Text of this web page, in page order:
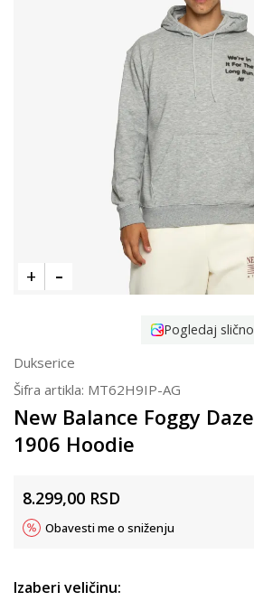
Pogledaj slično
Dukserice
Šifra artikla: MT62H9IP-AG
New Balance Foggy Daze
1906 Hoodie
8.299,00 RSD
Obavesti me o sniženju
Izaberi veličinu: